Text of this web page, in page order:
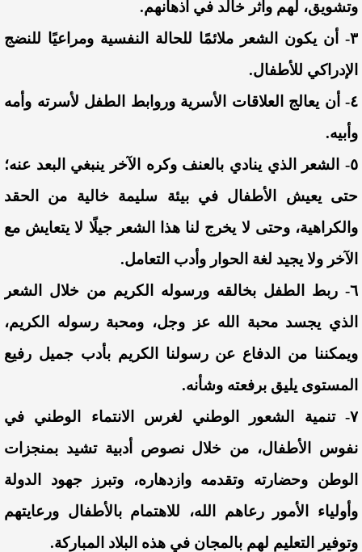
وتشويق، لهم وأثر خالد في أذهانهم.
٣- أن يكون الشعر ملائمًا للحالة النفسية ومراعيًا للنضج
الإدراكي للأطفال.
٤- أن يعالج العلاقات الأسرية وروابط الطفل لأسرته وأمه
وأبيه.
٥- الشعر الذي ينادي بالعنف وكره الآخر ينبغي البعد عنه؛
حتى يعيش الأطفال في بيئة سليمة خالية من الحقد
والكراهية، وحتى لا يخرج لنا هذا الشعر جيلًا لا يتعايش مع
الآخر ولا يجيد لغة الحوار وأدب التعامل.
٦- ربط الطفل بخالقه ورسوله الكريم من خلال الشعر
الذي يجسد محبة الله عز وجل، ومحبة رسوله الكريم،
ويمكننا من الدفاع عن رسولنا الكريم بأدب جميل رفيع
المستوى يليق برفعته وشأنه.
٧- تنمية الشعور الوطني لغرس الانتماء الوطني في
نفوس الأطفال، من خلال نصوص أدبية تشيد بمنجزات
الوطن وحضارته وتقدمه وازدهاره، وتبرز جهود الدولة
وأولياء الأمور رعاهم الله، للاهتمام بالأطفال ورعايتهم
وتوفير التعليم لهم بالمجان في هذه البلاد المباركة.